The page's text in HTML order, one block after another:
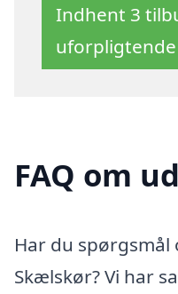
Indhent 3
uforpligtende
FAQ om
Har du spørgsmål
Skælskør? Vi har